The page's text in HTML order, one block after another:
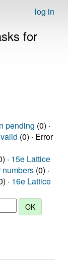
log in
for
pending (0) ·
(0) · Error
· 15e Lattice
numbers (0) ·
· 16e Lattice